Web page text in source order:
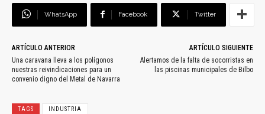
WhatsApp Facebook Twitter
ARTÍCULO ANTERIOR
Una caravana lleva a los polígonos
nuestras reivindicaciones para un
convenio digno del Metal de Navarra
ARTÍCULO SIGUIENTE
Alertamos de la falta de socorristas en
las piscinas municipales de Bilbo
TAGS INDUSTRIA